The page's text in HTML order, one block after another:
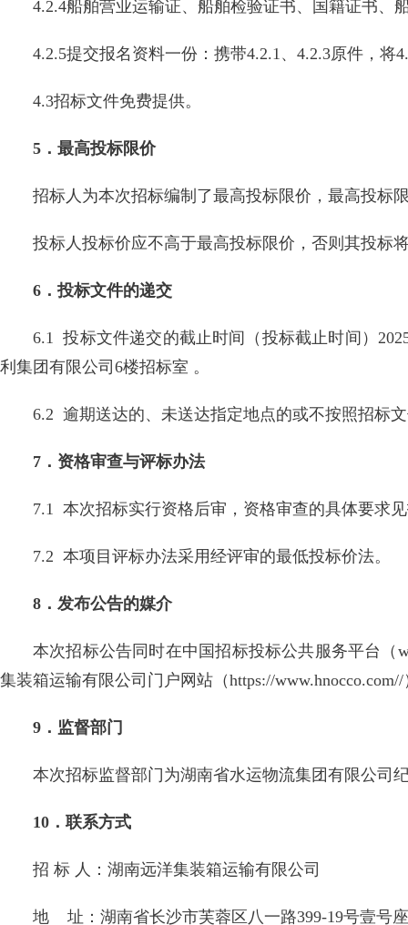
4.2.4船舶营业运输证、船舶检验证书、国籍证书、
4.2.5提交报名资料一份：携带4.2.1、4.2.3原件，
4.3招标文件免费提供。
5．最高投标限价
招标人为本次招标编制了最高投标限价，最高投
投标人投标价应不高于最高投标限价，否则其投标
6．投标文件的递交
6.1 投标文件递交的截止时间（投标截止时间）
利集团有限公司6楼招标室 。
6.2 逾期送达的、未送达指定地点的或不按照招标
7．资格审查与评标办法
7.1 本次招标实行资格后审，资格审查的具体要求
7.2 本项目评标办法采用经评审的最低投标价法。
8．发布公告的媒介
本次招标公告同时在中国招标投标公共服务平台（
集装箱运输有限公司门户网站（https://
9．监督部门
本次招标监督部门为湖南省水运物流集团有限公司
10．联系方式
招 标 人：湖南远洋集装箱运输有限公司
地 址：湖南省长沙市芙蓉区八一路399-19号壹号